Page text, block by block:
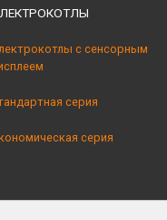
с сенсорным
серия
серия